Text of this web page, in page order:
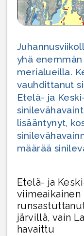
yhä
merialueilla.
vauhdittanut
Etelä- ja
lisääntynyt,
määrää
Etelä- ja
viimeaikainen
järvillä, vain
havaittu